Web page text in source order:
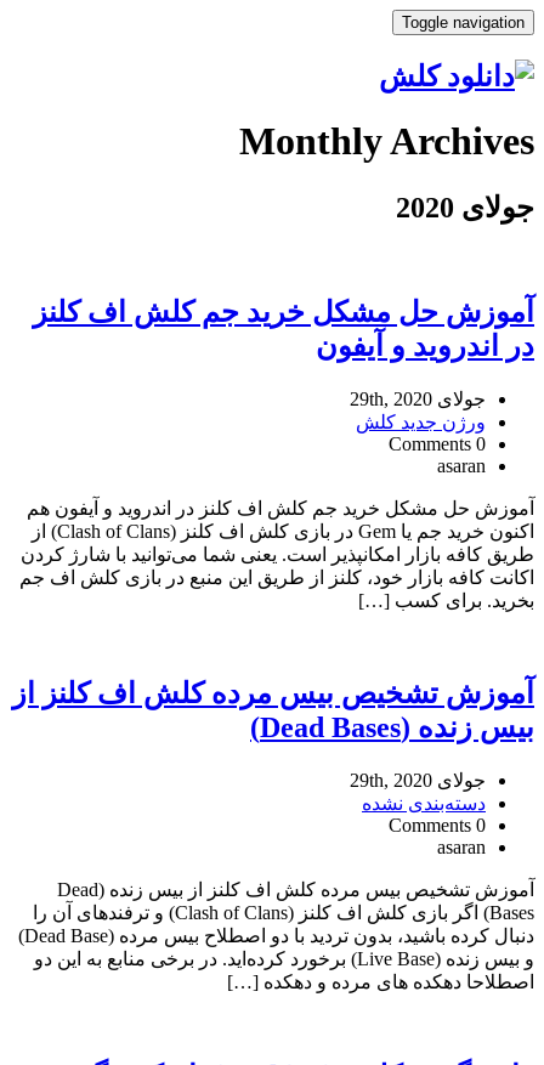
Toggle navigation
Monthly Archives
جولای 2020
آموزش حل مشکل خرید جم کلش اف کلنز
در اندروید و آیفون
جولای 29th, 2020
ورژن جدید کلش
0 Comments
asaran
آموزش حل مشکل خرید جم کلش اف کلنز در اندروید و آیفون هم
اکنون خرید جم یا Gem در بازی کلش اف کلنز (Clash of Clans) از
طریق کافه بازار امکانپذیر است. یعنی شما می‌توانید با شارژ کردن
اکانت کافه بازار خود، کلنز از طریق این منبع در بازی کلش اف جم
بخرید. برای کسب […]
آموزش تشخیص بیس مرده کلش اف کلنز از
بیس زنده (Dead Bases)
جولای 29th, 2020
دسته‌بندی نشده
0 Comments
asaran
آموزش تشخیص بیس مرده کلش اف کلنز از بیس زنده (Dead
Bases) اگر بازی کلش اف کلنز (Clash of Clans) و ترفندهای آن را
دنبال کرده باشید، بدون تردید با دو اصطلاح بیس مرده (Dead Base)
و بیس زنده (Live Base) برخورد کرده‌اید. در برخی منابع به این دو
اصطلاحا دهکده های مرده و دهکده […]